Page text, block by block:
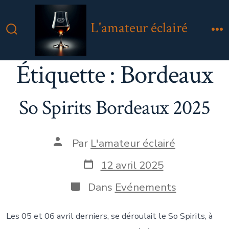
au
Bascule
Rechercher
L'amateur éclairé
Étiquette :Bordeaux
So Spirits Bordeaux 2025
Auteur
publication
Par L'amateur éclairé
Date
de
publication
12 avril 2025
Catégories
Dans Evénements
Les 05 et 06 avril derniers, se déroulait le So Spirits, à